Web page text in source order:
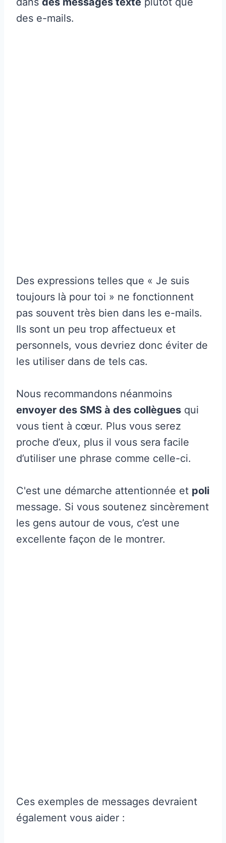
des e-mails.
Des expressions telles que « Je suis
toujours là pour toi » ne fonctionnent
pas souvent très bien dans les e-mails.
Ils sont un peu trop affectueux et
personnels, vous devriez donc éviter de
les utiliser dans de tels cas.
Nous recommandons néanmoins
envoyer des SMS à des collègues qui
vous tient à cœur. Plus vous serez
proche d’eux, plus il vous sera facile
d’utiliser une phrase comme celle-ci.
C'est une démarche attentionnée et poli
message. Si vous soutenez sincèrement
les gens autour de vous, c’est une
excellente façon de le montrer.
Ces exemples de messages devraient
également vous aider :